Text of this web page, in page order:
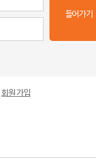
들어가기
회원 가입